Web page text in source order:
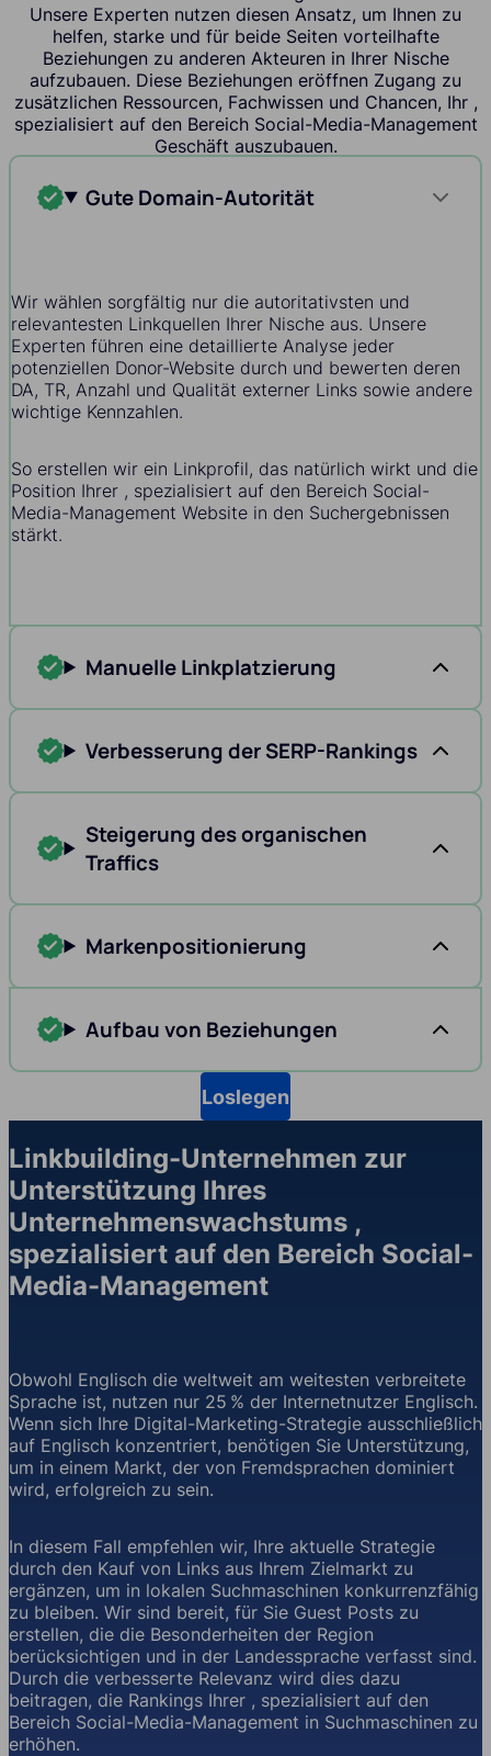
Unsere Experten nutzen diesen Ansatz, um Ihnen zu
helfen, starke und für beide Seiten vorteilhafte
Beziehungen zu anderen Akteuren in Ihrer Nische
aufzubauen. Diese Beziehungen eröffnen Zugang zu
zusätzlichen Ressourcen, Fachwissen und Chancen, Ihr ,
spezialisiert auf den Bereich Social-Media-Management
Geschäft auszubauen.
Gute Domain-Autorität
Wir wählen sorgfältig nur die autoritativsten und
relevantesten Linkquellen Ihrer Nische aus. Unsere
Experten führen eine detaillierte Analyse jeder
potenziellen Donor-Website durch und bewerten deren
DA, TR, Anzahl und Qualität externer Links sowie andere
wichtige Kennzahlen.
So erstellen wir ein Linkprofil, das natürlich wirkt und die
Position Ihrer , spezialisiert auf den Bereich Social-
Media-Management Website in den Suchergebnissen
stärkt.
Manuelle Linkplatzierung
Verbesserung der SERP-Rankings
Steigerung des organischen
Traffics
Markenpositionierung
Aufbau von Beziehungen
Loslegen
Linkbuilding-Unternehmen zur
Unterstützung Ihres
Unternehmenswachstums ,
spezialisiert auf den Bereich Social-
Media-Management
Obwohl Englisch die weltweit am weitesten verbreitete
Sprache ist, nutzen nur 25 % der Internetnutzer Englisch.
Wenn sich Ihre Digital-Marketing-Strategie ausschließlich
auf Englisch konzentriert, benötigen Sie Unterstützung,
um in einem Markt, der von Fremdsprachen dominiert
wird, erfolgreich zu sein.
In diesem Fall empfehlen wir, Ihre aktuelle Strategie
durch den Kauf von Links aus Ihrem Zielmarkt zu
ergänzen, um in lokalen Suchmaschinen konkurrenzfähig
zu bleiben. Wir sind bereit, für Sie Guest Posts zu
erstellen, die die Besonderheiten der Region
berücksichtigen und in der Landessprache verfasst sind.
Durch die verbesserte Relevanz wird dies dazu
beitragen, die Rankings Ihrer , spezialisiert auf den
Bereich Social-Media-Management in Suchmaschinen zu
erhöhen.